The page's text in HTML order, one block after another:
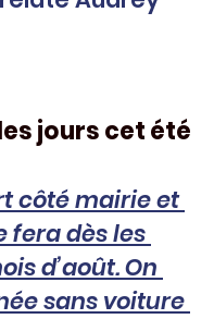
jours cet été
côté mairie et
fera dès les
d’août. On
sans voiture